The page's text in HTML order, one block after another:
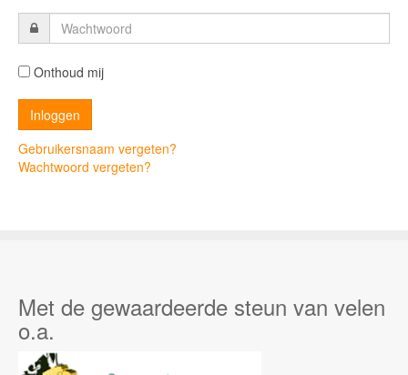
Onthoud mij
Gebruikersnaam vergeten?
Wachtwoord vergeten?
Met de gewaardeerde steun van velen
o.a.